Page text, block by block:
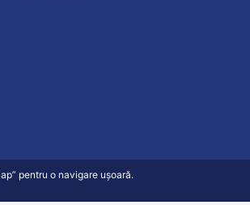
pentru o navigare ușoară.